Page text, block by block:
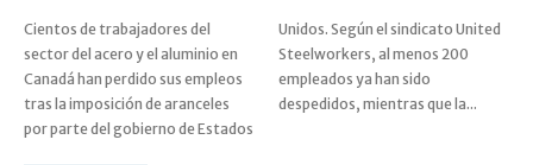
Cientos de trabajadores del
sector del acero y el aluminio en
Canadá han perdido sus empleos
tras la imposición de aranceles
por parte del gobierno de Estados
Unidos. Según el sindicato United
Steelworkers, al menos 200
empleados ya han sido
despedidos, mientras que la...